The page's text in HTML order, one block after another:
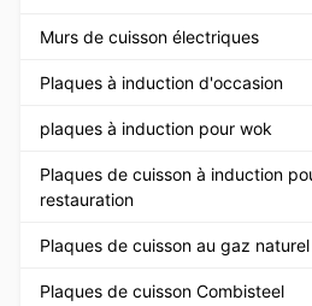
Murs de cuisson électriques
Plaques à induction d'occasion
plaques à induction pour wok
Plaques de cuisson à induction
restauration
Plaques de cuisson au gaz naturel
Plaques de cuisson Combisteel